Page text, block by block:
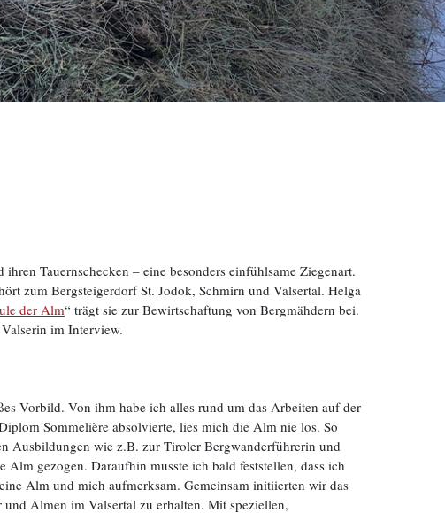
Tauernschecken – eine besonders einfühlsame Ziegenart.
zum Bergsteigerdorf St. Jodok, Schmirn und Valsertal. Helga
der Alm“ trägt sie zur Bewirtschaftung von Bergmähdern bei.
im Interview.
Vorbild. Von ihm habe ich alles rund um das Arbeiten auf der
Sommelière absolvierte, lies mich die Alm nie los. So
Ausbildungen wie z.B. zur Tiroler Bergwanderführerin und
gezogen. Daraufhin musste ich bald feststellen, dass ich
Alm und mich aufmerksam. Gemeinsam initiierten wir das
Almen im Valsertal zu erhalten. Mit speziellen,